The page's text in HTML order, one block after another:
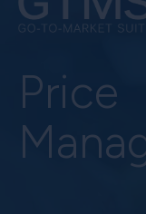
Price